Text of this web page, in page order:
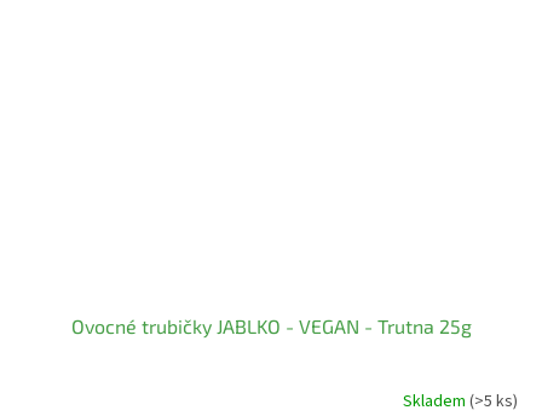
Ovocné trubičky JABLKO - VEGAN - Trutna 25g
Skladem (>5 ks)